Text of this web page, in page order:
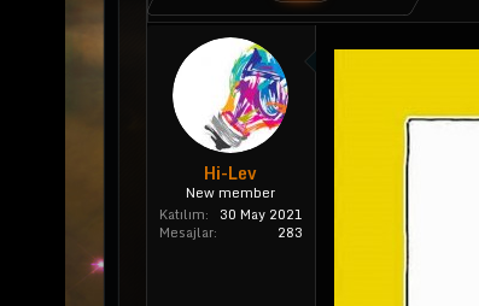
u
n
g
ı
ç
t
a
r
i
h
i
Hi-Lev
New member
Katılım
30 May 2021
Mesajlar
283